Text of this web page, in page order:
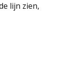
lijn zien,